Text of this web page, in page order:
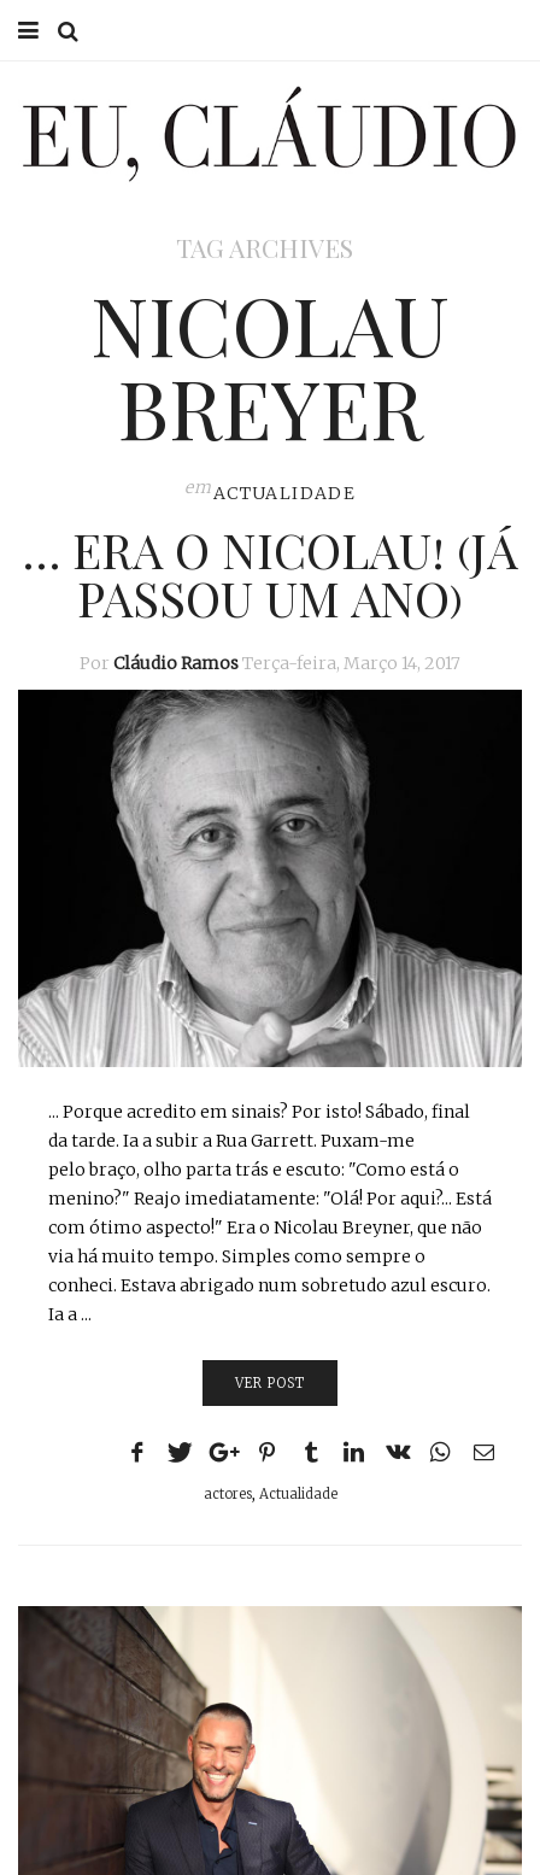
EU CLÁUDIO
TAG ARCHIVES
NICOLAU
BREYER
emACTUALIDADE
… ERA O NICOLAU! (JÁ
PASSOU UM ANO)
Por Cláudio RamosTerça-feira, Março 14, 2017
... Porque acredito em sinais? Por isto! Sábado, final
da tarde. Ia a subir a Rua Garrett. Puxam-me
pelo braço, olho parta trás e escuto: "Como está o
menino?" Reajo imediatamente: "Olá! Por aqui?... Está
com ótimo aspecto!" Era o Nicolau Breyner, que não
via há muito tempo. Simples como sempre o
conheci. Estava abrigado num sobretudo azul escuro.
Ia a ...
VER POST
actores, Actualidade